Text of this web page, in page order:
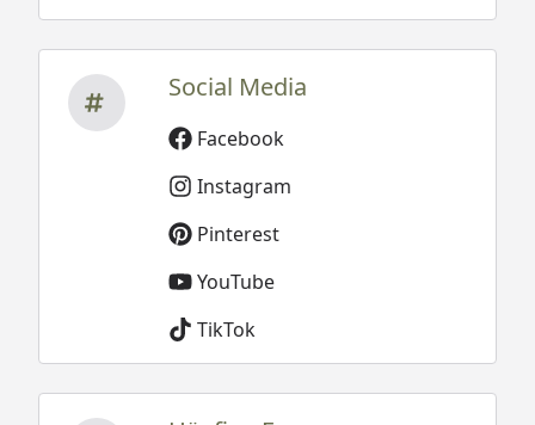
Social Media
Facebook
Instagram
Pinterest
YouTube
TikTok